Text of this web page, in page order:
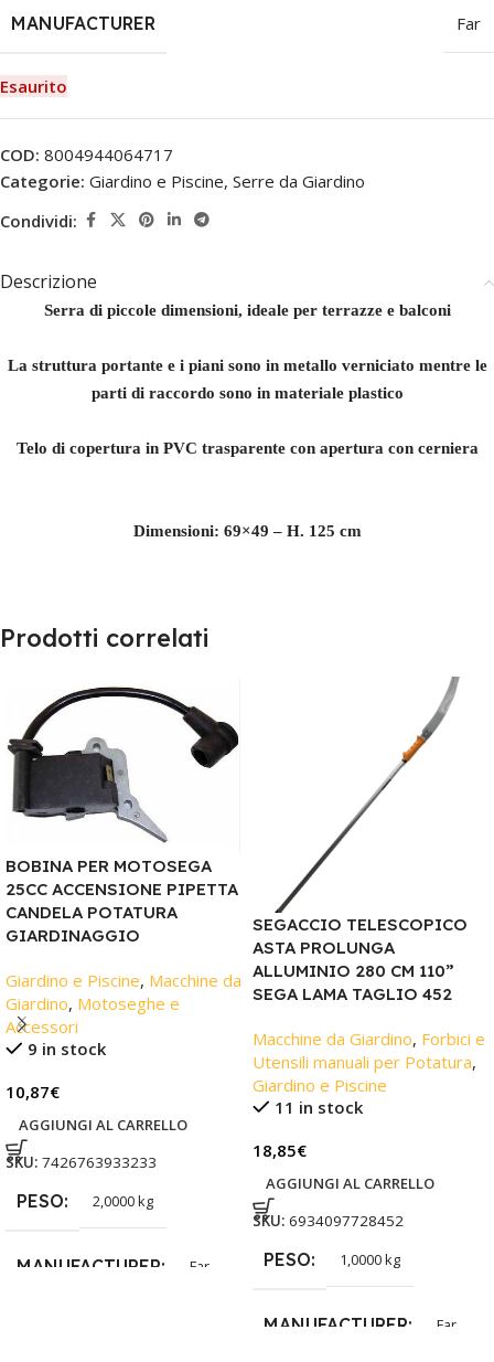
MANUFACTURER Far
Esaurito
COD: 8004944064717
Categorie: Giardino e Piscine, Serre da Giardino
Condividi:
Descrizione
Serra di piccole dimensioni, ideale per terrazze e balconi
La struttura portante e i piani sono in metallo verniciato mentre le
parti di raccordo sono in materiale plastico
Telo di copertura in PVC trasparente con apertura con cerniera
Dimensioni: 69×49 – H. 125 cm
Prodotti correlati
BOBINA PER MOTOSEGA
25CC ACCENSIONE PIPETTA
CANDELA POTATURA
GIARDINAGGIO
Giardino e Piscine, Macchine da
Giardino, Motoseghe e
Accessori
9 in stock
10,87€
AGGIUNGI AL CARRELLO
SKU: 7426763933233
PESO 2,0000 kg
MANUFACTURER Far
SEGACCIO TELESCOPICO
ASTA PROLUNGA
ALLUMINIO 280 CM 110”
SEGA LAMA TAGLIO 452
Macchine da Giardino, Forbici e
Utensili manuali per Potatura,
Giardino e Piscine
11 in stock
18,85€
AGGIUNGI AL CARRELLO
SKU: 6934097728452
PESO 1,0000 kg
MANUFACTURER Far